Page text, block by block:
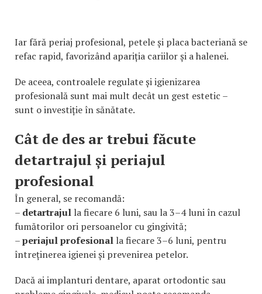
Iar fără periaj profesional, petele și placa bacteriană se
refac rapid, favorizând apariția cariilor și a halenei.
De aceea, controalele regulate și igienizarea
profesională sunt mai mult decât un gest estetic –
sunt o investiție în sănătate.
Cât de des ar trebui făcute
detartrajul și periajul
profesional
În general, se recomandă:
– detartrajul la fiecare 6 luni, sau la 3–4 luni în cazul
fumătorilor ori persoanelor cu gingivită;
–periajul profesional la fiecare 3–6 luni, pentru
întreținerea igienei și prevenirea petelor.
Dacă ai implanturi dentare, aparat ortodontic sau